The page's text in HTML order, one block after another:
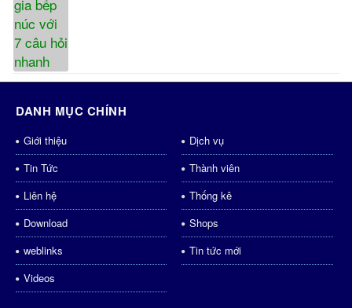
DANH MỤC CHÍNH
Giới thiệu
Dịch vụ
Tin Tức
Thành viên
Liên hệ
Thống kê
Download
Shops
weblinks
Tin tức mới
Videos